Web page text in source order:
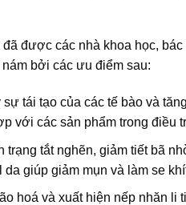
được các nhà khoa học,
bởi các ưu điểm sau:
sự tái tạo của các tế bào và
với các sản phẩm trong điều
trạng tắt nghẽn, giảm tiết bã
da giúp giảm mụn và làm se
hoá và xuất hiện nếp nhăn li